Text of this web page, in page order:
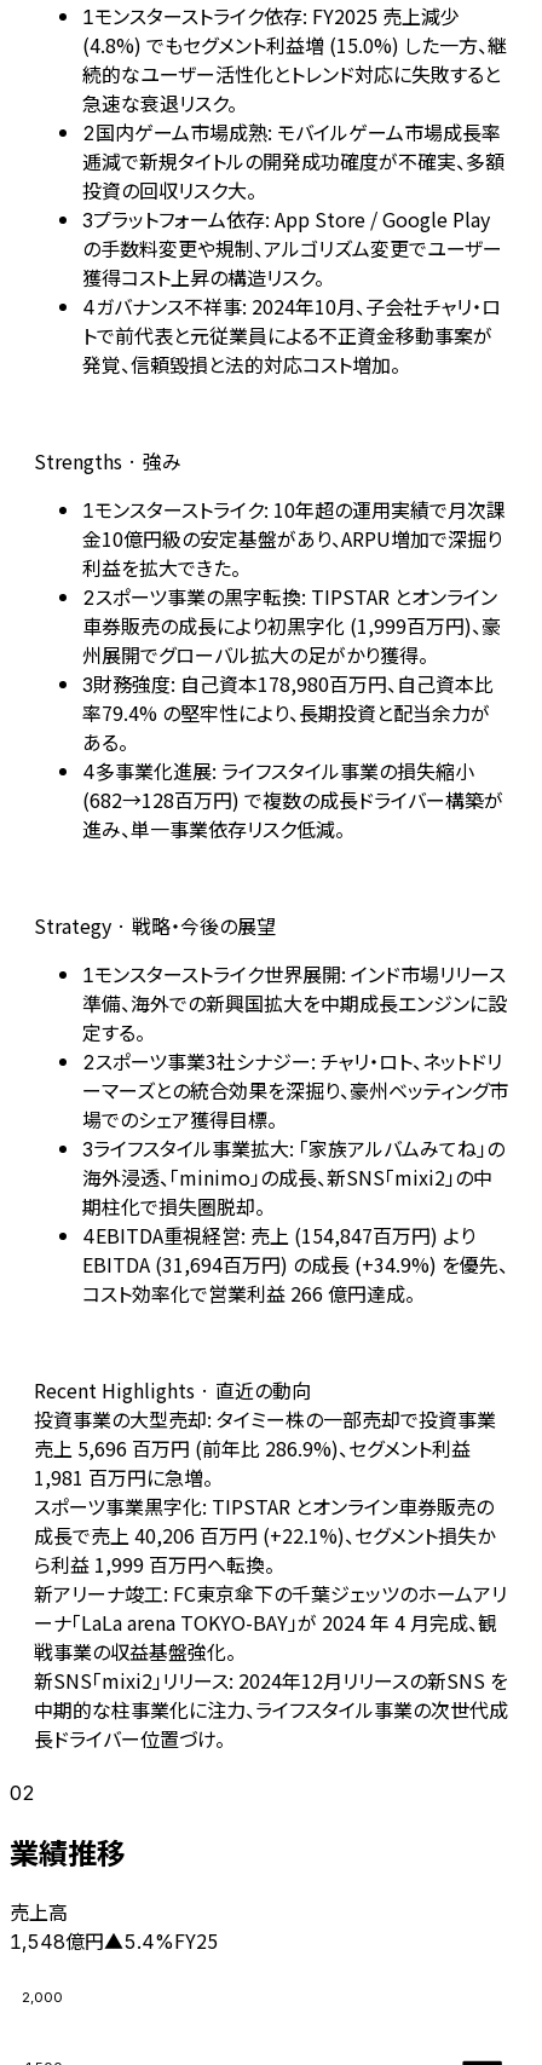
1モンスターストライク依存: FY2025 売上減少
(4.8%) でもセグメント利益増 (15.0%) した一方、継
続的なユーザー活性化とトレンド対応に失敗すると
急速な衰退リスク。
2国内ゲーム市場成熟: モバイルゲーム市場成長率
逓減で新規タイトルの開発成功確度が不確実、多額
投資の回収リスク大。
3プラットフォーム依存: App Store / Google Play
の手数料変更や規制、アルゴリズム変更でユーザー
獲得コスト上昇の構造リスク。
4ガバナンス不祥事: 2024年10月、子会社チャリ・ロ
トで前代表と元従業員による不正資金移動事案が
発覚、信頼毀損と法的対応コスト増加。
Strengths · 強み
1モンスターストライク: 10年超の運用実績で月次課
金10億円級の安定基盤があり、ARPU増加で深掘り
利益を拡大できた。
2スポーツ事業の黒字転換: TIPSTAR とオンライン
車券販売の成長により初黒字化 (1,999百万円)、豪
州展開でグローバル拡大の足がかり獲得。
3財務強度: 自己資本178,980百万円、自己資本比
率79.4% の堅牢性により、長期投資と配当余力が
ある。
4多事業化進展: ライフスタイル事業の損失縮小
(682→128百万円) で複数の成長ドライバー構築が
進み、単一事業依存リスク低減。
Strategy · 戦略・今後の展望
1モンスターストライク世界展開: インド市場リリース
準備、海外での新興国拡大を中期成長エンジンに設
定する。
2スポーツ事業3社シナジー: チャリ・ロト、ネットドリ
ーマーズとの統合効果を深掘り、豪州ベッティング市
場でのシェア獲得目標。
3ライフスタイル事業拡大: 「家族アルバムみてね」の
海外浸透、「minimo」の成長、新SNS「mixi2」の中
期柱化で損失圏脱却。
4EBITDA重視経営: 売上 (154,847百万円) より
EBITDA (31,694百万円) の成長 (+34.9%) を優先、
コスト効率化で営業利益 266 億円達成。
Recent Highlights · 直近の動向
投資事業の大型売却: タイミー株の一部売却で投資事業
売上 5,696 百万円 (前年比 286.9%)、セグメント利益
1,981 百万円に急増。
スポーツ事業黒字化: TIPSTAR とオンライン車券販売の
成長で売上 40,206 百万円 (+22.1%)、セグメント損失か
ら利益 1,999 百万円へ転換。
新アリーナ竣工: FC東京傘下の千葉ジェッツのホームアリ
ーナ「LaLa arena TOKYO-BAY」が 2024 年 4 月完成、観
戦事業の収益基盤強化。
新SNS「mixi2」リリース: 2024年12月リリースの新SNS を
中期的な柱事業化に注力、ライフスタイル事業の次世代成
長ドライバー位置づけ。
02
業績推移
売上高
1,548億円▲5.4%FY25
2,000